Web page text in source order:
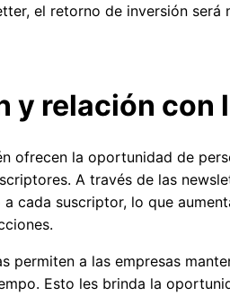
el retorno de inversión
y relación con
ofrecen la oportunidad de
A través de las
cada suscriptor, lo que
permiten a las empresas
Esto les brinda la